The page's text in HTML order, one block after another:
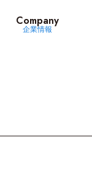
Company
企業情報